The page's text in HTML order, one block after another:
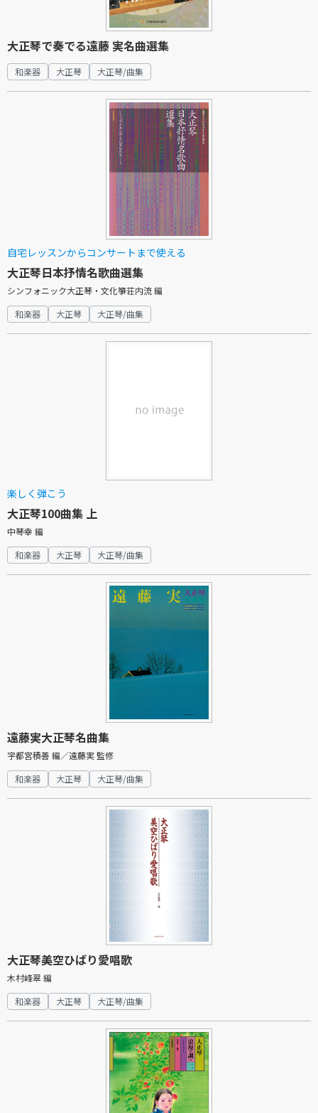
大正琴で奏でる遠藤 実名曲選集
和楽器 大正琴 大正琴/曲集
自宅レッスンからコンサートまで使える
大正琴日本抒情名歌曲選集
シンフォニック大正琴・文化箏荘内流 編
和楽器
大正琴 大正琴/曲集
楽しく弾こう
大正琴100曲集 上
中琴幸 編
和楽器
大正琴 大正琴/曲集
遠藤実大正琴名曲集
宇都宮積善 編／遠藤実 監修
和楽器
大正琴 大正琴/曲集
大正琴美空ひばり愛唱歌
木村峰翠 編
和楽器
大正琴 大正琴/曲集